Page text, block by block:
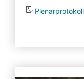
Plenarprotokoll